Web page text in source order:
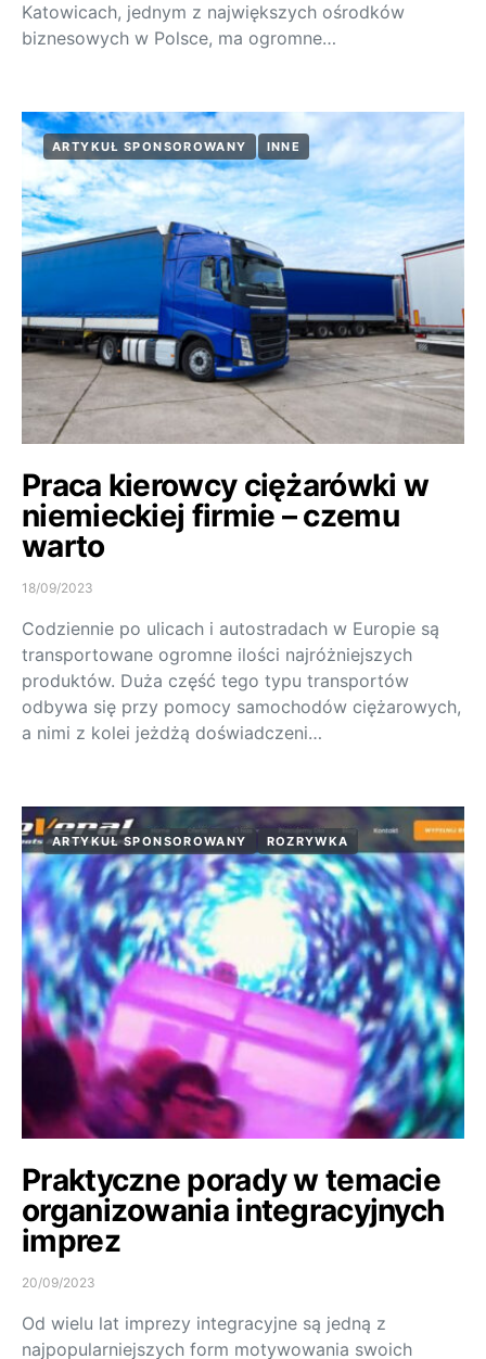
Katowicach, jednym z największych ośrodków
biznesowych w Polsce, ma ogromne…
ARTYKUŁ SPONSOROWANY INNE
Praca kierowcy ciężarówki w
niemieckiej firmie – czemu
warto
18/09/2023
Codziennie po ulicach i autostradach w Europie są
transportowane ogromne ilości najróżniejszych
produktów. Duża część tego typu transportów
odbywa się przy pomocy samochodów ciężarowych,
a nimi z kolei jeżdżą doświadczeni…
ARTYKUŁ SPONSOROWANY ROZRYWKA
Praktyczne porady w temacie
organizowania integracyjnych
imprez
20/09/2023
Od wielu lat imprezy integracyjne są jedną z
najpopularniejszych form motywowania swoich